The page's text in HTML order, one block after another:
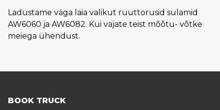
Ladustame väga laia valikut ruuttorusid sulamid
AW6060 ja AW6082. Kui vajate teist mõõtu- võtke
meiega ühendust.
BOOK TRUCK